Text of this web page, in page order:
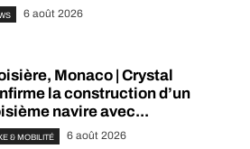
6 août 2026
Monaco | Crystal
la construction d’un
navire avec...
& MOBILITÉ 6 août 2026